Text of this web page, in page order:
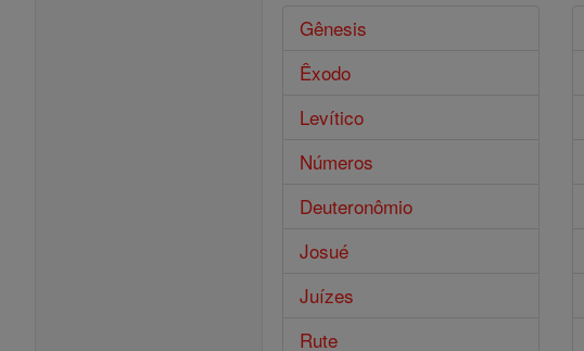
Gênesis
Êxodo
Levítico
Números
Deuteronômio
Josué
Juízes
Rute